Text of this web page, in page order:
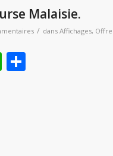
Malaisie.
/ dans Affichages,
WhatsApp